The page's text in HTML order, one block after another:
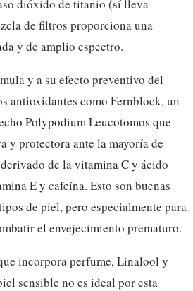
dióxido de titanio (sí lleva
de filtros proporciona una
y de amplio espectro.
y a su efecto preventivo del
antioxidantes como Fernblock, un
Polypodium Leucotomos que
y protectora ante la mayoría de
de la vitamina Cy ácido
E y cafeína. Esto son buenas
de piel, pero especialmente para
el envejecimiento prematuro.
incorpora perfume, Linalool y
sensible no es ideal por esta